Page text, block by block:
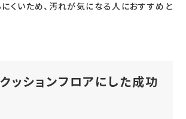
くいため、汚れが気になる人におすすめと
ッションフロアにした成功